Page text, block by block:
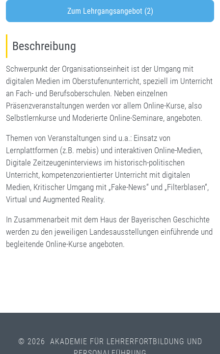
Zum Lehrgangsangebot (2)
Beschreibung
Schwerpunkt der Organisationseinheit ist der Umgang mit
digitalen Medien im Oberstufenunterricht, speziell im Unterricht
an Fach- und Berufsoberschulen. Neben einzelnen
Präsenzveranstaltungen werden vor allem Online-Kurse, also
Selbstlernkurse und Moderierte Online-Seminare, angeboten.
Themen von Veranstaltungen sind u.a.: Einsatz von
Lernplattformen (z.B. mebis) und interaktiven Online-Medien,
Digitale Zeitzeugeninterviews im historisch-politischen
Unterricht, kompetenzorientierter Unterricht mit digitalen
Medien, Kritischer Umgang mit „Fake-News“ und „Filterblasen“,
Virtual und Augmented Reality.
In Zusammenarbeit mit dem Haus der Bayerischen Geschichte
werden zu den jeweiligen Landesausstellungen einführende und
begleitende Online-Kurse angeboten.
© 2026 AKADEMIE FÜR LEHRERFORTBILDUNG UND